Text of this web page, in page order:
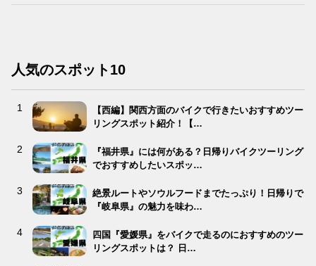
人気のスポット10
【西編】関西方面のバイクで行きたいおすすめツー
リングスポット紹介！【…
『福井県』には何がある？日帰りバイクツーリング
でおすすめしたいスポッ…
絶景ルートやソウルフードまでたっぷり！日帰りで
『岐阜県』の魅力を味わ…
四国『愛媛県』をバイクで走るのにおすすめのツー
リングスポットは？ 日…